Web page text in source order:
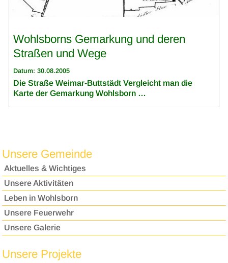
Wohlsborns Gemarkung und deren
Straßen und Wege
Datum: 30.08.2005
Die Straße Weimar-Buttstädt Vergleicht man die
Karte der Gemarkung Wohlsborn …
Unsere Gemeinde
Aktuelles & Wichtiges
Unsere Aktivitäten
Leben in Wohlsborn
Unsere Feuerwehr
Unsere Galerie
Unsere Projekte